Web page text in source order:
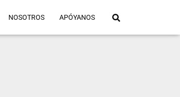
NOSOTROS APÓYANOS